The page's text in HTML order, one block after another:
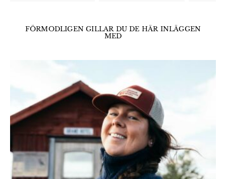
FÖRMODLIGEN GILLAR DU DE HÄR INLÄGGEN
MED